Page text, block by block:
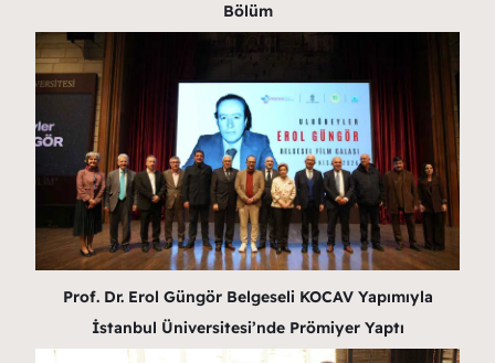
Bölüm
Prof. Dr. Erol Güngör Belgeseli KOCAV Yapımıyla
İstanbul Üniversitesi’nde Prömiyer Yaptı